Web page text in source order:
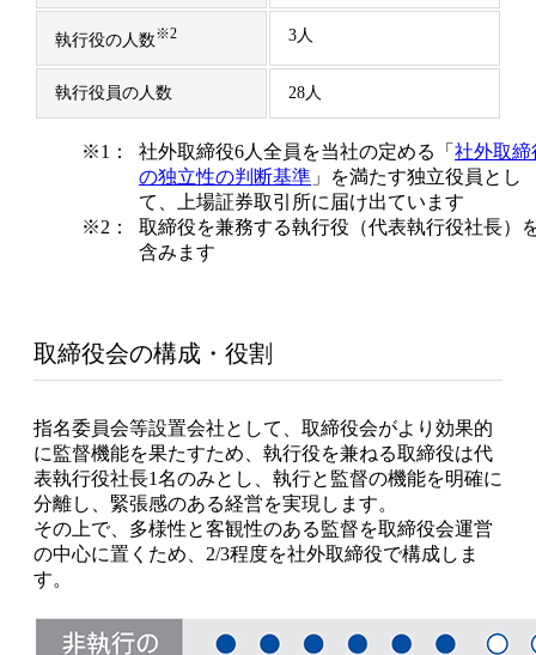
執行役の人数※2 3人
執行役員の人数 28人
※1： 社外取締役6人全員を当社の定める「 社外取締
の独立性の判断基準 」を満たす独立役員とし
て、上場証券取引所に届け出ています
※2：
取締役を兼務する執行役（代表執行役社長）
含みます
取締役会の構成・役割
指名委員会等設置会社として、取締役会がより効果的
に監督機能を果たすため、執行役を兼ねる取締役は代
表執行役社長1名のみとし、執行と監督の機能を明確に
分離し、緊張感のある経営を実現します。
その上で、多様性と客観性のある監督を取締役会運営
の中心に置くため、2/3程度を社外取締役で構成しま
す。